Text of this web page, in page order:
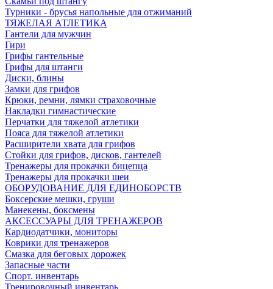
Турники - брусья напольные для отжиманий
ТЯЖЕЛАЯ АТЛЕТИКА
Гантели для мужчин
Гири
Грифы гантельные
Грифы для штанги
Диски, блины
Замки для грифов
Крюки, ремни, лямки страховочные
Накладки гимнастические
Перчатки для тяжелой атлетики
Пояса для тяжелой атлетики
Расширители хвата для грифов
Стойки для грифов, дисков, гантелей
Тренажеры для прокачки бицепца
Тренажеры для прокачки шеи
ОБОРУДОВАНИЕ ДЛЯ ЕДИНОБОРСТВ
Боксерские мешки, груши
Манекены, боксмены
АКСЕССУАРЫ ДЛЯ ТРЕНАЖЕРОВ
Кардиодатчики, мониторы
Коврики для тренажеров
Смазка для беговых дорожек
Запасные части
Спорт. инвентарь
Тренировочный инвентарь